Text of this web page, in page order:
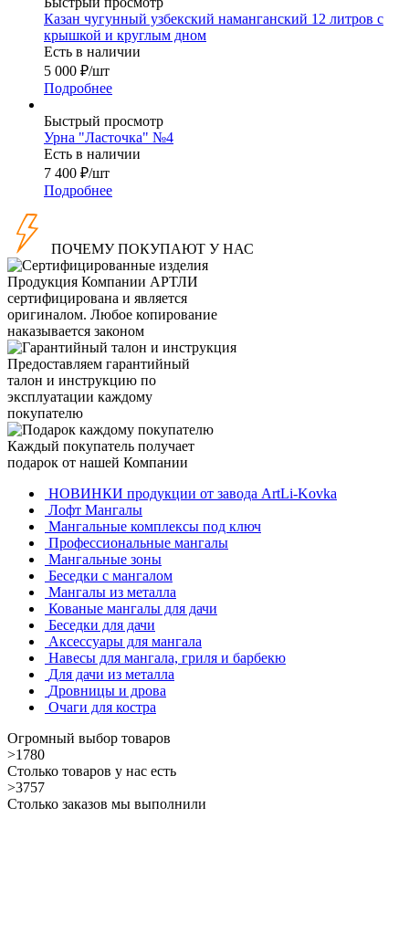
Казан чугунный узбекский наманганский 12 литров с
крышкой и круглым дном
Есть в наличии
5 000 ₽/шт
Подробнее
Быстрый просмотр
Урна "Ласточка" №4
Есть в наличии
7 400 ₽/шт
Подробнее
ПОЧЕМУ ПОКУПАЮТ У НАС
Продукция Компании АРТЛИ
сертифицирована и является
оригиналом. Любое копирование
наказывается законом
Предоставляем гарантийный
талон и инструкцию по
эксплуатации каждому
покупателю
Каждый покупатель получает
подарок от нашей Компании
НОВИНКИ продукции от завода ArtLi-Kovka
Лофт Мангалы
Мангальные комплексы под ключ
Профессиональные мангалы
Мангальные зоны
Беседки с мангалом
Мангалы из металла
Кованые мангалы для дачи
Беседки для дачи
Аксессуары для мангала
Навесы для мангала, гриля и барбекю
Для дачи из металла
Дровницы и дрова
Очаги для костра
Огромный выбор товаров
>1780
Столько товаров у нас есть
>3757
Столько заказов мы выполнили